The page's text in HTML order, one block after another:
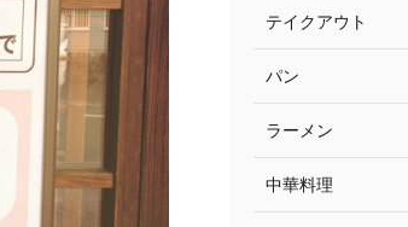
テイクアウト
パン
ラーメン
中華料理